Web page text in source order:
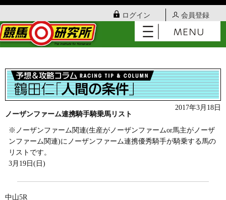
ログイン 会員登録
2017年3月18日
ノーザンファーム連携騎手騎乗馬リスト
※ノーザンファーム関連(生産がノーザンファームor馬主がノーザ
ンファーム関連)にノーザンファーム連携優秀騎手が騎乗する馬の
リストです。
3月19日(日)
中山5R